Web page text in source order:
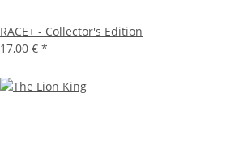
RACE+ - Collector's Edition
17,00 € *